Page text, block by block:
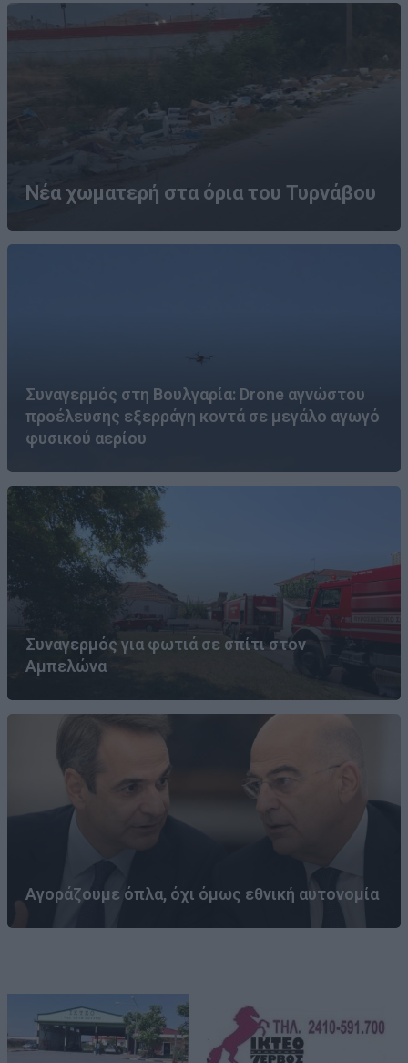
Νέα χωματερή στα όρια του Τυρνάβου
Συναγερμός στη Βουλγαρία: Drone αγνώστου
προέλευσης εξερράγη κοντά σε μεγάλο αγωγό
φυσικού αερίου
Συναγερμός για φωτιά σε σπίτι στον
Αμπελώνα
Αγοράζουμε όπλα, όχι όμως εθνική αυτονομία